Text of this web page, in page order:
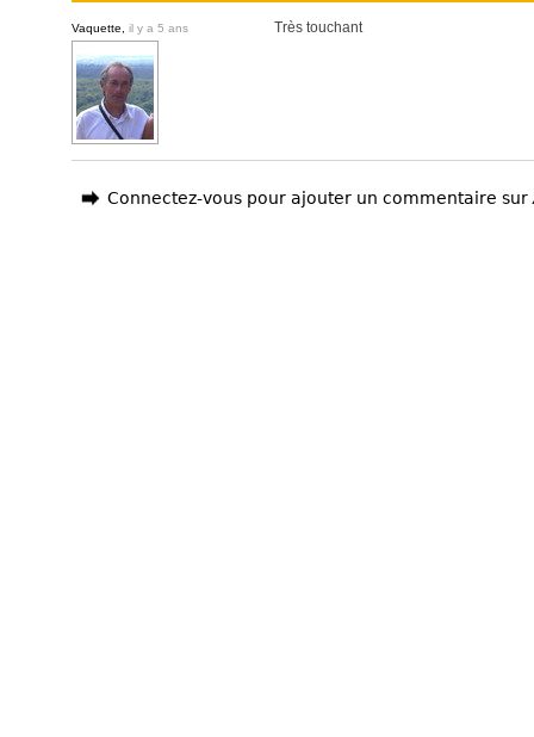
Vaquette, il y a 5 ans Très touchant
Connectez-vous pour ajouter un commentaire sur